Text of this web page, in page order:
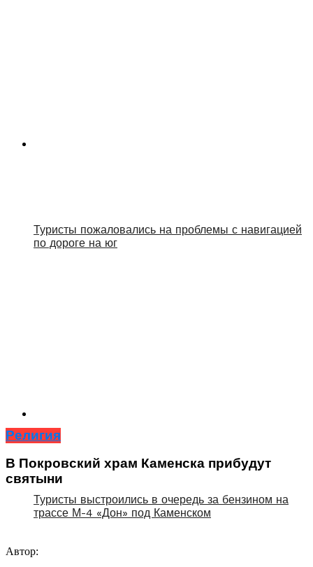
Туристы пожаловались на проблемы с навигацией
по дороге на юг
Туристы выстроились в очередь за бензином на
трассе М-4 «Дон» под Каменском
Религия
В Покровский храм Каменска прибудут
святыни
Автор: